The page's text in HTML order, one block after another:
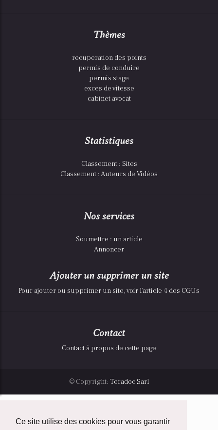
Ce site utilise des cookies pour vous garantir
Thèmes
recuperation des points
permis de conduire
permis stage
exces de vitesse
cabinet avocat
Statistiques
Classement : Sites
Classement : Auteurs de Vidéos
Nos services
Soumettre : un article
Annoncer
Ajouter un supprimer un site
Pour ajouter ou supprimer un site, voir l'article 4 des CGUs
Contact
Contact à propos de cette page
© Copyright: Teradoc Sarl